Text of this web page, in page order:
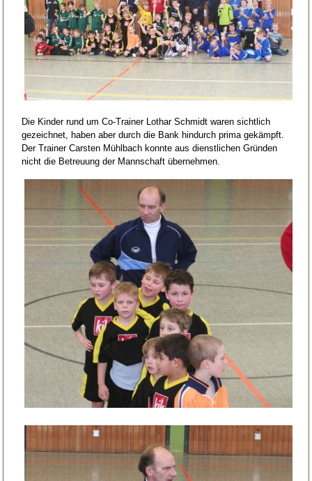
Die Kinder rund um Co-Trainer Lothar Schmidt waren sichtlich
gezeichnet, haben aber durch die Bank hindurch prima gekämpft.
Der Trainer Carsten Mühlbach konnte aus dienstlichen Gründen
nicht die Betreuung der Mannschaft übernehmen.